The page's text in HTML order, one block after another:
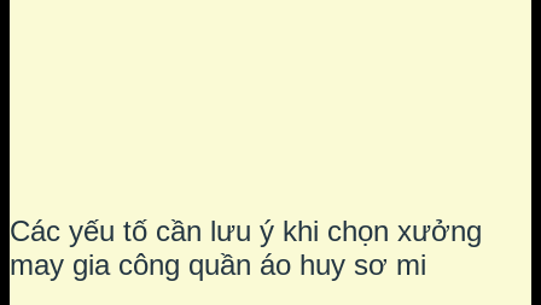
Các yếu tố cần lưu ý khi chọn xưởng
may gia công quần áo huy sơ mi